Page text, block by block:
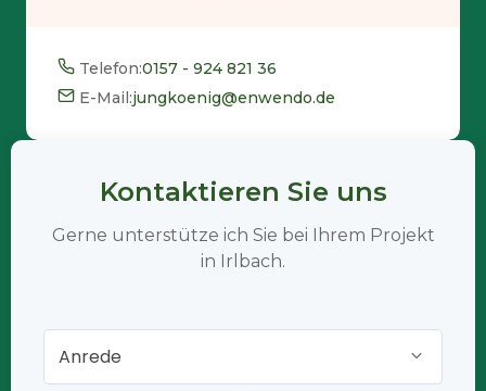
Telefon:0157 - 924 821 36
E-Mail:jungkoenig@enwendo.de
Kontaktieren Sie uns
Gerne unterstütze ich Sie bei Ihrem Projekt
in Irlbach.